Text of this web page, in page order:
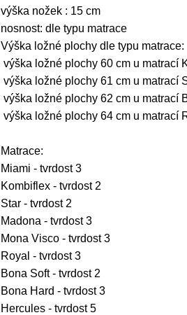
výška nožek : 15 cm
nosnost: dle typu matrace
Výška ložné plochy dle typu matrace:
výška ložné plochy 60 cm u matrací
výška ložné plochy 61 cm u matrací
výška ložné plochy 62 cm u matrací
výška ložné plochy 64 cm u matrací
Matrace:
Miami - tvrdost 3
Kombiflex - tvrdost 2
Star - tvrdost 2
Madona - tvrdost 3
Mona Visco - tvrdost 3
Royal - tvrdost 3
Bona Soft - tvrdost 2
Bona Hard - tvrdost 3
Hercules - tvrdost 5